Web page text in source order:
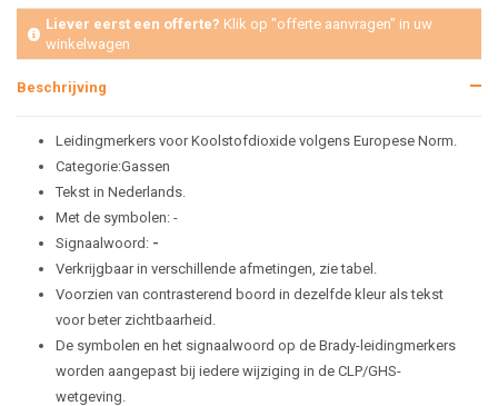
Liever eerst een offerte? Klik op "offerte aanvragen" in uw
winkelwagen
Beschrijving
Leidingmerkers voor Koolstofdioxide volgens Europese Norm.
Categorie:Gassen
Tekst in Nederlands.
Met de symbolen: -
Signaalwoord: -
Verkrijgbaar in verschillende afmetingen, zie tabel.
Voorzien van contrasterend boord in dezelfde kleur als tekst
voor beter zichtbaarheid.
De symbolen en het signaalwoord op de Brady-leidingmerkers
worden aangepast bij iedere wijziging in de CLP/GHS-
wetgeving.